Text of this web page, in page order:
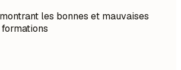
les bonnes et mauvaises